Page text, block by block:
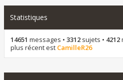
Statistiques
14651 messages • 3312 sujets • 4212
plus récent est CamilleR26